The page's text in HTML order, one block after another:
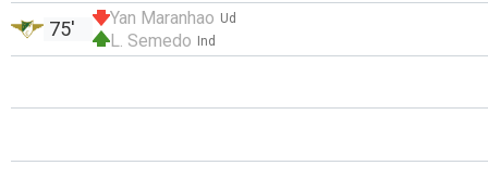
Ud
Yan Maranhao
Ind
L. Semedo
75'